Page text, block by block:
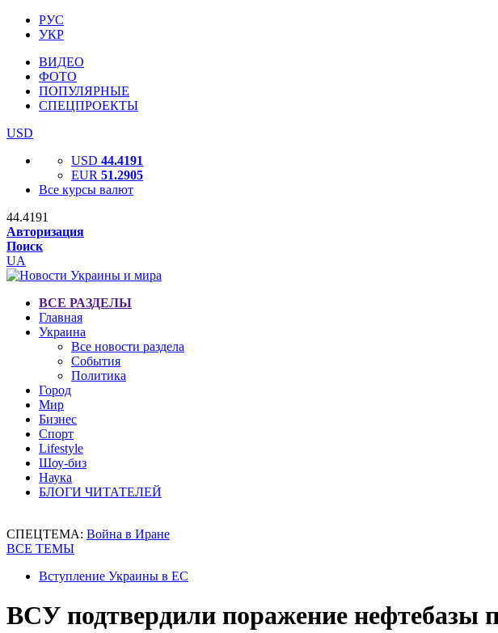
РУС
УКР
ВИДЕО
ФОТО
ПОПУЛЯРНЫЕ
СПЕЦПРОЕКТЫ
USD
USD 44.4191
EUR 51.2905
Все курсы валют
44.4191
Авторизация
Поиск
UA
ВСЕ РАЗДЕЛЫ
Главная
Украина
Все новости раздела
События
Политика
Город
Мир
Бизнес
Спорт
Lifestyle
Шоу-биз
Наука
БЛОГИ ЧИТАТЕЛЕЙ
СПЕЦТЕМА: Война в Иране
ВСЕ ТЕМЫ
Вступление Украины в ЕС
ВСУ подтвердили поражение нефтебазы